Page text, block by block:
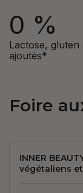
0 %
Lactose,
ajoutés*
Foire
INNER
végétaliens